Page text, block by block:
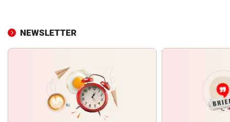
NEWSLETTER